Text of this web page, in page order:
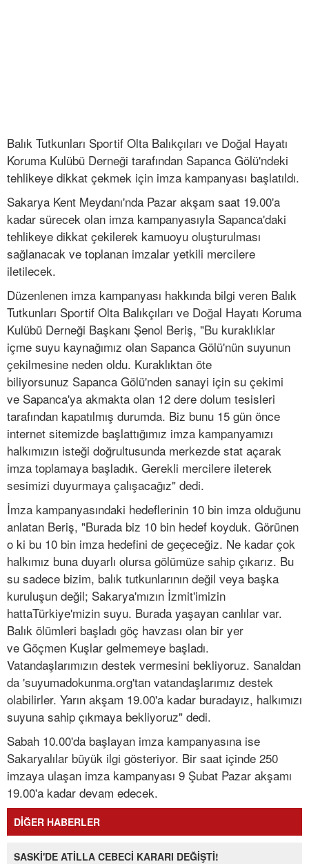
Balık Tutkunları Sportif Olta Balıkçıları ve Doğal Hayatı
Koruma Kulübü Derneği tarafından Sapanca Gölü'ndeki
tehlikeye dikkat çekmek için imza kampanyası başlatıldı.
Sakarya Kent Meydanı'nda Pazar akşam saat 19.00'a
kadar sürecek olan imza kampanyasıyla Sapanca'daki
tehlikeye dikkat çekilerek kamuoyu oluşturulması
sağlanacak ve toplanan imzalar yetkili mercilere
iletilecek.
Düzenlenen imza kampanyası hakkında bilgi veren Balık
Tutkunları Sportif Olta Balıkçıları ve Doğal Hayatı Koruma
Kulübü Derneği Başkanı Şenol Beriş, "Bu kuraklıklar
içme suyu kaynağımız olan Sapanca Gölü'nün suyunun
çekilmesine neden oldu. Kuraklıktan öte
biliyorsunuz Sapanca Gölü'nden sanayi için su çekimi
ve Sapanca'ya akmakta olan 12 dere dolum tesisleri
tarafından kapatılmış durumda. Biz bunu 15 gün önce
internet sitemizde başlattığımız imza kampanyamızı
halkımızın isteği doğrultusunda merkezde stat açarak
imza toplamaya başladık. Gerekli mercilere ileterek
sesimizi duyurmaya çalışacağız" dedi.
İmza kampanyasındaki hedeflerinin 10 bin imza olduğunu
anlatan Beriş, "Burada biz 10 bin hedef koyduk. Görünen
o ki bu 10 bin imza hedefini de geçeceğiz. Ne kadar çok
halkımız buna duyarlı olursa gölümüze sahip çıkarız. Bu
su sadece bizim, balık tutkunlarının değil veya başka
kuruluşun değil; Sakarya'mızın İzmit'imizin
hattaTürkiye'mizin suyu. Burada yaşayan canlılar var.
Balık ölümleri başladı göç havzası olan bir yer
ve Göçmen Kuşlar gelmemeye başladı.
Vatandaşlarımızın destek vermesini bekliyoruz. Sanaldan
da 'suyumadokunma.org'tan vatandaşlarımız destek
olabilirler. Yarın akşam 19.00'a kadar buradayız, halkımızı
suyuna sahip çıkmaya bekliyoruz" dedi.
Sabah 10.00'da başlayan imza kampanyasına ise
Sakaryalılar büyük ilgi gösteriyor. Bir saat içinde 250
imzaya ulaşan imza kampanyası 9 Şubat Pazar akşamı
19.00'a kadar devam edecek.
DİĞER HABERLER
SASKİ'DE ATİLLA CEBECİ KARARI DEĞİŞTİ!